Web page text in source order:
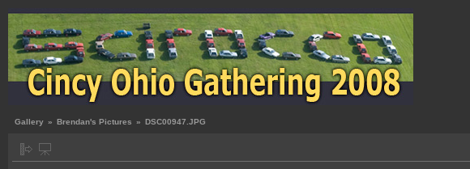
Gallery » Brendan's Pictures » DSC00947.JPG